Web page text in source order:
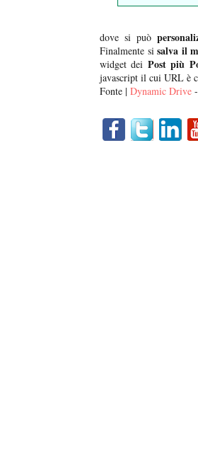
dove si può
Finalmente sisalva il
widget dei Post più
javascript il cui URL è
Fonte | Dynamic Drive -